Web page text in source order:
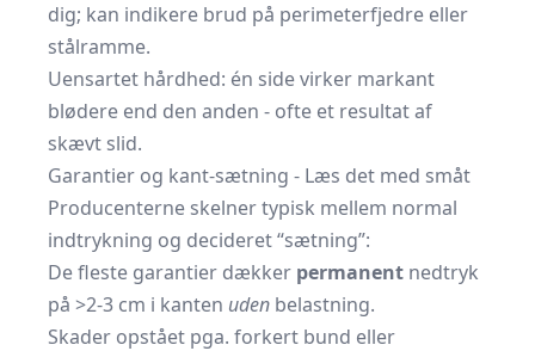
dig; kan indikere brud på perimeterfjedre eller
stålramme.
Uensartet hårdhed: én side virker markant
blødere end den anden - ofte et resultat af
skævt slid.
Garantier og kant-sætning - Læs det med småt
Producenterne skelner typisk mellem normal
indtrykning og decideret “sætning”:
De fleste garantier dækker permanent nedtryk
på >2-3 cm i kanten uden belastning.
Skader opstået pga. forkert bund eller